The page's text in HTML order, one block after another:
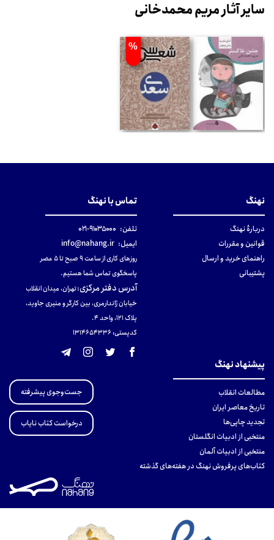
سایر آثار مریم محمدخانی
%
نهنگ
دربارهٔ نهنگ
قوانین و مقررات
راهنمای خرید و ارسال
پشتیبانی
تماس با نهنگ
تلفن: ۹۱۰۳۵۰۰۰-۰۲۱
ایمیل: info@nahang.ir
روزهای کاری از ساعت ۹ صبح تا ۵ عصر
پاسخگوی تماس شما هستیم.
آدرس دفتر مرکزی:تهران، میدان انقلاب
خیابان ژاندارمری، بین کارگر و منیری جاوید،
پلاک 121، واحد ۴.
کدپستی: 131465433۶
پیشنهاد نهنگ
مطالعات انقلاب
تاریخ معاصر ایران
تجدید چاپی‌ها
منتخبی از ادبیات انگلستان
منتخبی از ادبیات آلمان
کتاب‌های پرفروش نهنگ در هفته‌های گذشته
جست‌وجوی پیشرفته
درخواست کتاب نایاب